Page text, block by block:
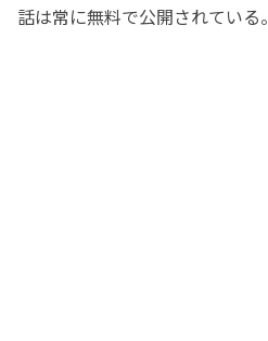
話は常に無料で公開されている。